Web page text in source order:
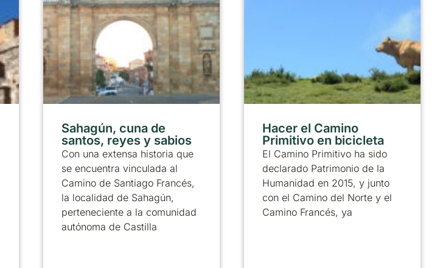
Sahagún, cuna de
santos, reyes y sabios
Con una extensa historia que
se encuentra vinculada al
Camino de Santiago Francés,
la localidad de Sahagún,
perteneciente a la comunidad
autónoma de Castilla
Hacer el Camino
Primitivo en bicicleta
El Camino Primitivo ha sido
declarado Patrimonio de la
Humanidad en 2015, y junto
con el Camino del Norte y el
Camino Francés, ya